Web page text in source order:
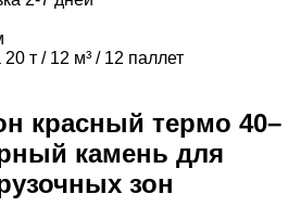
20 т / 12 м³ / 12 паллет
красный термо 40–
камень для
зон